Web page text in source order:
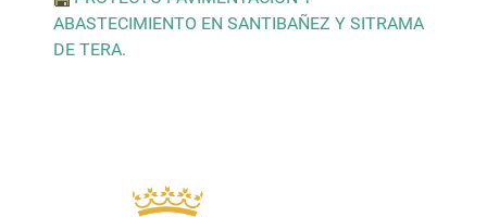
ABASTECIMIENTO EN SANTIBAÑEZ Y SITRAMA
DE TERA.